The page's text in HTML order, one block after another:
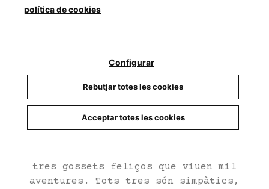
Any d'edició :
Reyes
Nº de pàgines : 14
tres gossets feliços que viuen mil
aventures. Tots tres són simpàtics,
política de cookies
Configurar
Rebutjar totes les cookies
Acceptar totes les cookies